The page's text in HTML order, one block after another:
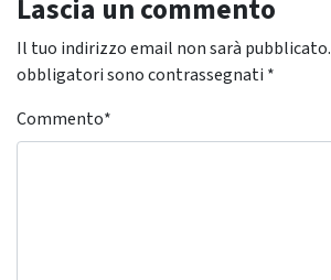
Lascia un commento
Il tuo indirizzo email non sarà pubblicato.
obbligatori sono contrassegnati *
Commento*